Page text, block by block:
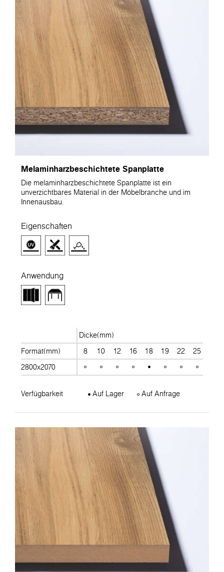
Melaminharzbeschichtete Spanplatte
Die melaminharzbeschichtete Spanplatte ist ein
unverzichtbares Material in der Möbelbranche und im
Innenausbau.
Eigenschaften
Anwendung
Dicke(mm)
Format(mm)
8 10 12 16 18 19 22 25
2800x2070
Verfügbarkeit Auf Lager Auf Anfrage